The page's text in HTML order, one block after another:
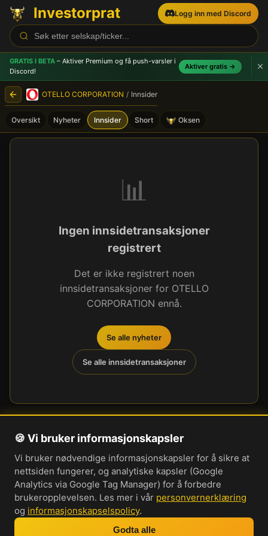
Investorprat Logg inn med Discord
GRATIS I BETA – Aktiver Premium og få push-varsler i
Discord!
Aktiver gratis →
OTELLO CORPORATION / Innsider
Oversikt Nyheter Innsider Short Oksen
📊
Ingen innsidetransaksjoner
registrert
Det er ikke registrert noen
innsidetransaksjoner for OTELLO
CORPORATION ennå.
Se alle nyheter
Se alle innsidetransaksjoner
Om oss
Personvernerklæring
Informasjonskapsler
Brukervilkår
Cookie-innstillinger
🍪 Vi bruker informasjonskapsler
Vi bruker nødvendige informasjonskapsler for å sikre at
nettsiden fungerer, og analytiske kapsler (Google
Analytics via Google Tag Manager) for å forbedre
brukeropplevelsen. Les mer i vår personvernerklæring
og informasjonskapselspolicy.
Godta alle